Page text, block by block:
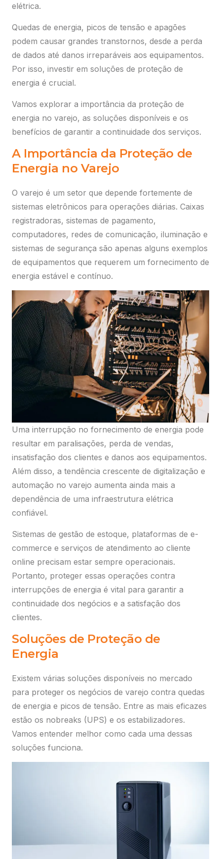
elétrica.
Quedas de energia, picos de tensão e apagões
podem causar grandes transtornos, desde a perda
de dados até danos irreparáveis aos equipamentos.
Por isso, investir em soluções de proteção de
energia é crucial.
Vamos explorar a importância da proteção de
energia no varejo, as soluções disponíveis e os
benefícios de garantir a continuidade dos serviços.
A Importância da Proteção de
Energia no Varejo
O varejo é um setor que depende fortemente de
sistemas eletrônicos para operações diárias. Caixas
registradoras, sistemas de pagamento,
computadores, redes de comunicação, iluminação e
sistemas de segurança são apenas alguns exemplos
de equipamentos que requerem um fornecimento de
energia estável e contínuo.
Uma interrupção no fornecimento de energia pode
resultar em paralisações, perda de vendas,
insatisfação dos clientes e danos aos equipamentos.
Além disso, a tendência crescente de digitalização e
automação no varejo aumenta ainda mais a
dependência de uma infraestrutura elétrica
confiável.
Sistemas de gestão de estoque, plataformas de e-
commerce e serviços de atendimento ao cliente
online precisam estar sempre operacionais.
Portanto, proteger essas operações contra
interrupções de energia é vital para garantir a
continuidade dos negócios e a satisfação dos
clientes.
Soluções de Proteção de
Energia
Existem várias soluções disponíveis no mercado
para proteger os negócios de varejo contra quedas
de energia e picos de tensão. Entre as mais eficazes
estão os nobreaks (UPS) e os estabilizadores.
Vamos entender melhor como cada uma dessas
soluções funciona.